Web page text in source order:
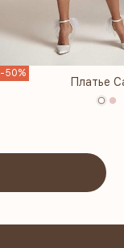
-50%
Платье